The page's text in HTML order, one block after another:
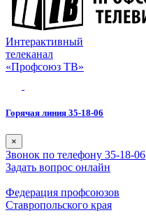
Интерактивный
телеканал
«Профсоюз ТВ»
Горячая линия 35-18-06
×
Звонок по телефону 35-18-06
Задать вопрос онлайн
Федерация профсоюзов
Ставропольского края